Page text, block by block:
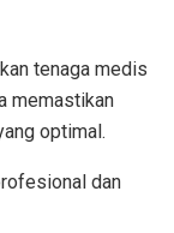
tenaga medis
memastikan
optimal.
dan